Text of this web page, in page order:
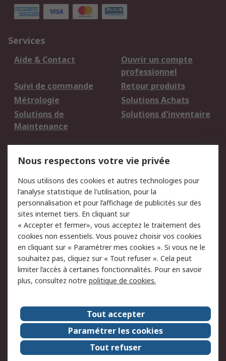
Services
Aide & Contact
Ouvrir un compte
professionnel
Suivi de commande
Retour produits
Métrologie
Solutions Achats
Solutions de
Maintenance
Solutions d'inventaire
du site
Politique de protection
des données - Mise à
jour
Sécurité des E-mails
Conditions générales
de vente
Politique anti-
corruption
Campagnes marketing
A propos de RS
A propos de RS France
Evénements
Le groupe RS Group Plc
Presse
RS dans le monde
Démarche RSE
Nous rejoindre
RS Particuliers
Nous respectons votre vie privée
Nous utilisons des cookies et autres technologies pour
l'analyse statistique de l'utilisation, pour la
personnalisation et pour l’affichage de publicités sur des
sites internet tiers. En cliquant sur
« Accepter et fermer», vous acceptez le traitement des
cookies non essentiels. Vous pouvez choisir vos cookies
en cliquant sur « Paramétrer mes cookies ». Si vous ne le
souhaitez pas, cliquez sur « Tout refuser ». Cela peut
limiter l’accès à certaines fonctionnalités. Pour en savoir
plus, consultez notre politique de cookies.
Tout accepter
Paramétrer les cookies
Tout refuser